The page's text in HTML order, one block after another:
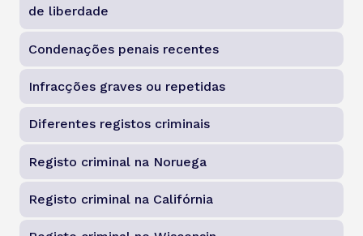
de liberdade
Condenações penais recentes
Infracções graves ou repetidas
Diferentes registos criminais
Registo criminal na Noruega
Registo criminal na Califórnia